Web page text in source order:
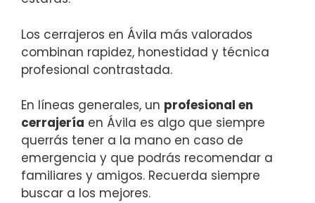
Los cerrajeros en Ávila más valorados
combinan rapidez, honestidad y técnica
profesional contrastada.
En líneas generales, un profesional en
cerrajería en Ávila es algo que siempre
querrás tener a la mano en caso de
emergencia y que podrás recomendar a
familiares y amigos. Recuerda siempre
buscar a los mejores.